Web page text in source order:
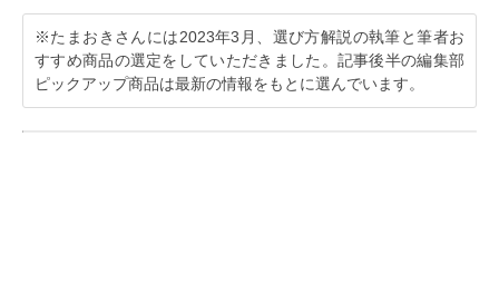
※たまおきさんには2023年3月、選び方解説の執筆と筆者お
すすめ商品の選定をしていただきました。記事後半の編集部
ピックアップ商品は最新の情報をもとに選んでいます。